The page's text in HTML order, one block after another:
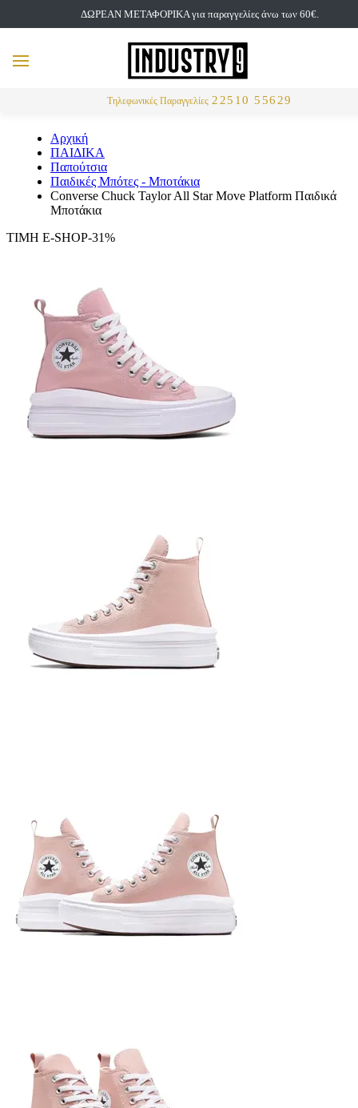
ΔΩΡΕΑΝ ΜΕΤΑΦΟΡΙΚΑ για παραγγελίες άνω των 60€.
Τηλεφωνικές Παραγγελίες 22510 55629
MENU
Αρχική
ΠΑΙΔΙΚΑ
Παπούτσια
Παιδικές Μπότες - Μποτάκια
Converse Chuck Taylor All Star Move Platform Παιδικά
Μποτάκια
ΤΙΜΗ E-SHOP-31%